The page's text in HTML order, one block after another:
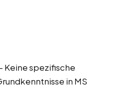
Keine spezifische
in MS